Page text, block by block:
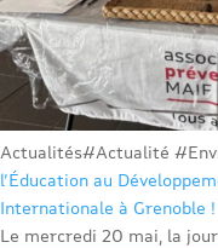
Actualités#Actualité
l’Éducation au
Internationale à Grenoble !
Le mercredi 20 mai, la